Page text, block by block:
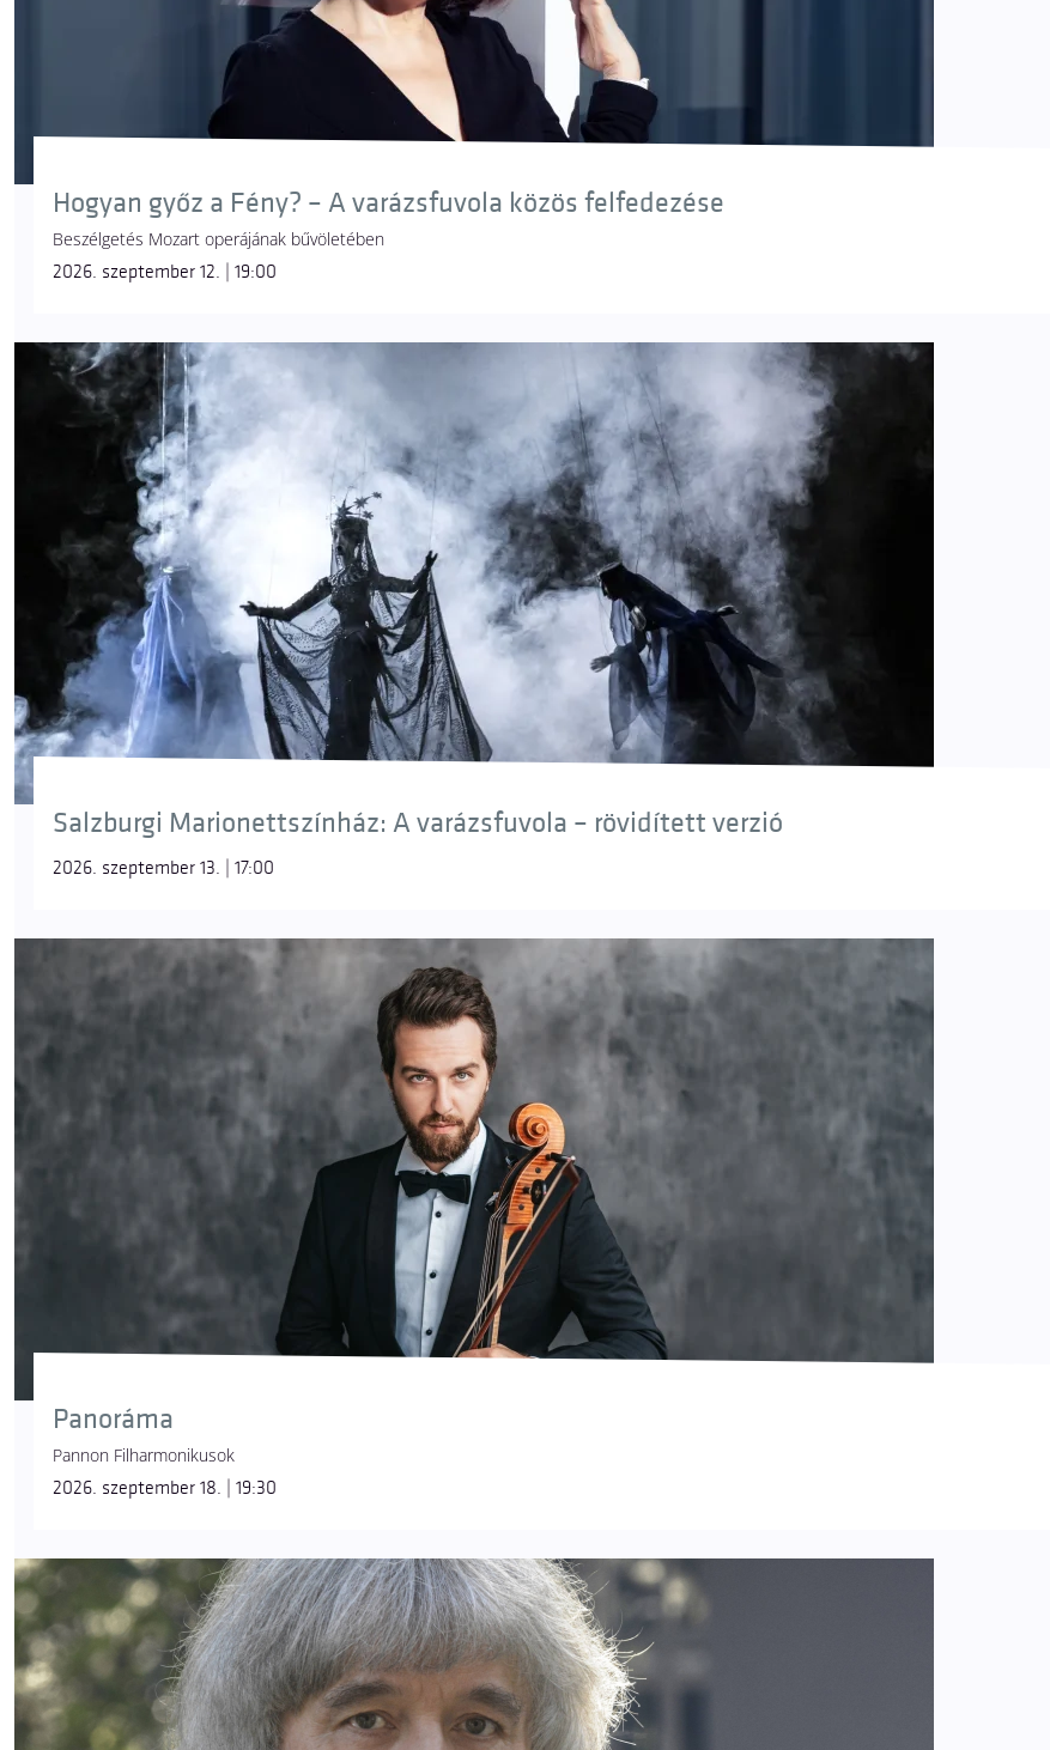
Hogyan győz a Fény? – A varázsfuvola közös felfedezése
Beszélgetés Mozart operájának bűvöletében
2026. szeptember 12. | 19:00
Salzburgi Marionettszínház: A varázsfuvola – rövidített verzió
2026. szeptember 13. | 17:00
Panoráma
Pannon Filharmonikusok
2026. szeptember 18. | 19:30